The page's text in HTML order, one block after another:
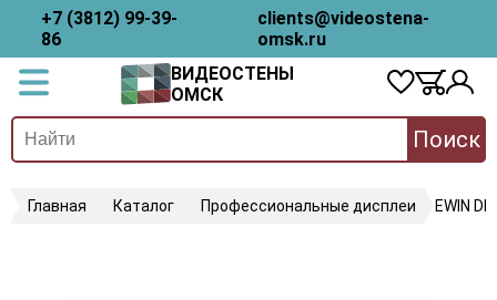
+7 (3812) 99-39-
86
clients@videostena-
omsk.ru
ВИДЕОСТЕНЫ
ОМСК
Поиск
Главная Каталог Профессиональные дисплеи EWIN